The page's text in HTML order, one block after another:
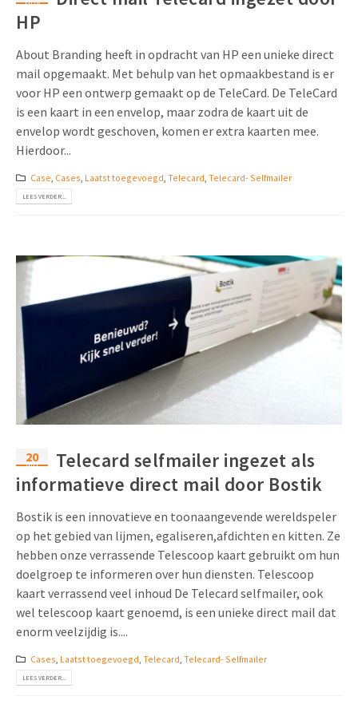
HP
About Branding heeft in opdracht van HP een unieke direct
mail opgemaakt. Met behulp van het opmaakbestand is er
voor HP een ontwerp gemaakt op de TeleCard. De TeleCard
is een kaart in een envelop, maar zodra de kaart uit de
envelop wordt geschoven, komen er extra kaarten mee.
Hierdoor...
Case Cases Laatst toegevoegd Telecard Telecard- Selfmailer
LEES VERDER...
20
mrt
Telecard selfmailer ingezet als
informatieve direct mail door Bostik
Bostik is een innovatieve en toonaangevende wereldspeler
op het gebied van lijmen, egaliseren,afdichten en kitten. Ze
hebben onze verrassende Telescoop kaart gebruikt om hun
doelgroep te informeren over hun diensten. Telescoop
kaart verrassend veel inhoud De Telecard selfmailer, ook
wel telescoop kaart genoemd, is een unieke direct mail dat
enorm veelzijdig is....
Cases Laatst toegevoegd Telecard Telecard- Selfmailer
LEES VERDER...